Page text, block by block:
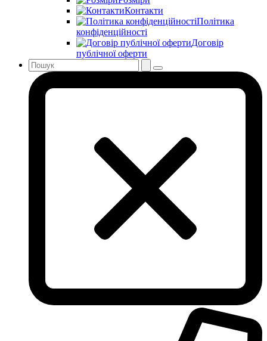
Контакти
Політика
конфіденційності
Договір
публічної оферти